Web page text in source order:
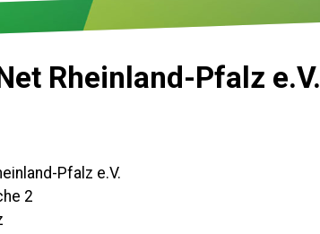
Rheinland-Pfalz e.V.
Pfalz e.V.
2